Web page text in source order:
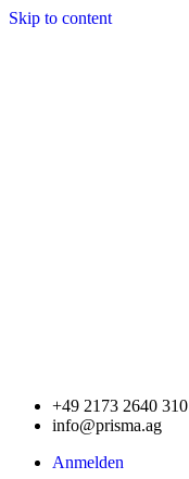
Skip to content
+49 2173 2640 310
info@prisma.ag
Anmelden